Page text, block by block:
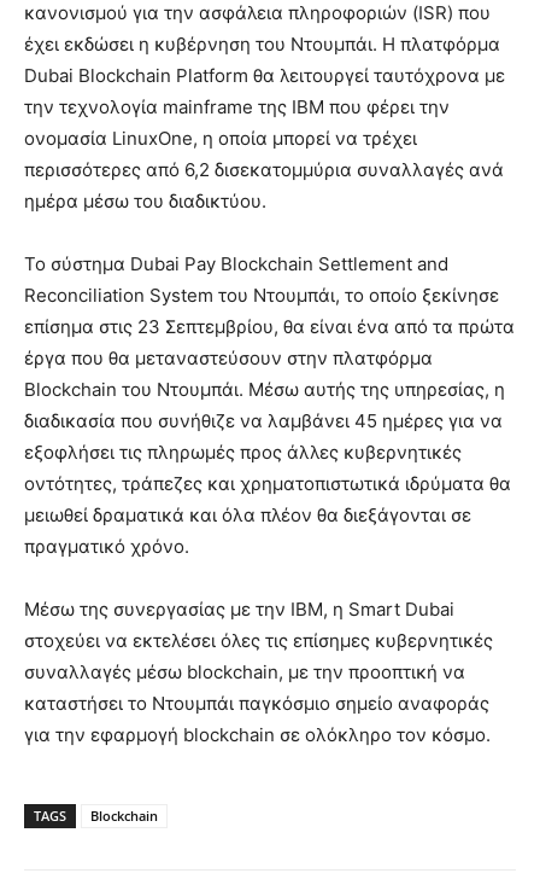
κανονισμού για την ασφάλεια πληροφοριών (ISR) που
έχει εκδώσει η κυβέρνηση του Ντουμπάι. Η πλατφόρμα
Dubai Blockchain Platform θα λειτουργεί ταυτόχρονα με
την τεχνολογία mainframe της IBM που φέρει την
ονομασία LinuxOne, η οποία μπορεί να τρέχει
περισσότερες από 6,2 δισεκατομμύρια συναλλαγές ανά
ημέρα μέσω του διαδικτύου.
Το σύστημα Dubai Pay Blockchain Settlement and
Reconciliation System του Ντουμπάι, το οποίο ξεκίνησε
επίσημα στις 23 Σεπτεμβρίου, θα είναι ένα από τα πρώτα
έργα που θα μεταναστεύσουν στην πλατφόρμα
Blockchain του Ντουμπάι. Μέσω αυτής της υπηρεσίας, η
διαδικασία που συνήθιζε να λαμβάνει 45 ημέρες για να
εξοφλήσει τις πληρωμές προς άλλες κυβερνητικές
οντότητες, τράπεζες και χρηματοπιστωτικά ιδρύματα θα
μειωθεί δραματικά και όλα πλέον θα διεξάγονται σε
πραγματικό χρόνο.
Μέσω της συνεργασίας με την IBM, η Smart Dubai
στοχεύει να εκτελέσει όλες τις επίσημες κυβερνητικές
συναλλαγές μέσω blockchain, με την προοπτική να
καταστήσει το Ντουμπάι παγκόσμιο σημείο αναφοράς
για την εφαρμογή blockchain σε ολόκληρο τον κόσμο.
TAGS Blockchain